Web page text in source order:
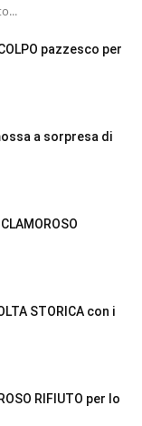
pazzesco per
a sorpresa di
STORICA con i
RIFIUTO per lo